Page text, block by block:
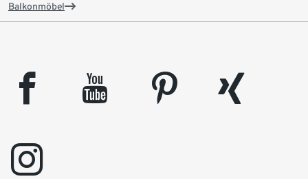
Balkonmöbel
facebook youtube pinterest
xing
instagram